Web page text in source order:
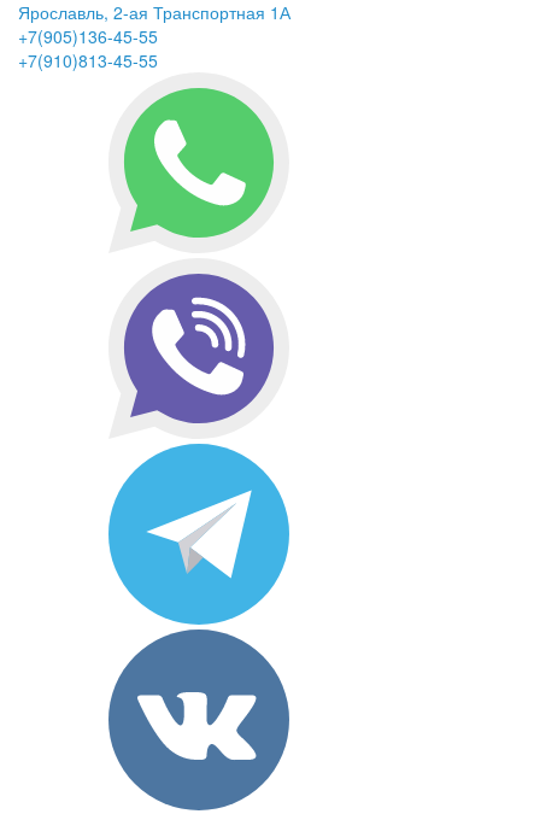
Ярославль, 2-ая Транспортная 1А
+7(905)136-45-55
+7(910)813-45-55